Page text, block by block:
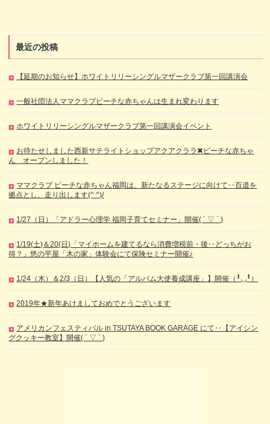
最近の投稿
【延期のお知らせ】ホワイトリリーシングルマザークラブ第一回講演会
一般社団法人ママクラブピーチな赤ちゃんは生まれ変わります
ホワイトリリーシングルマザークラブ第一回講演会イベント
お待たせしました西新サテライトショップアクアクララ✖ピーチな赤ちゃ
ん オープンしました！
ママクラブ ピーチな赤ちゃん福岡は、新たなるステージに向けて‥百道を
拠点とし、走り出します(^ ^)/
1/27（日）「アドラー心理学 福岡子育てセミナー」開催( ´ ▽ ` )
1/19(土)＆20(日)「マイホームを建てるなら消費増税前・後‥どっちがお
得？」悠の平屋「木の家」体験会にて保険セミナー開催♪
1/24（木）＆2/3（日）【人気の「アルバム大使養成講座」】開催（╹◡╹）
2019年★新年あけましておめでとうございます
アメリカンフェスティバル in TSUTAYA BOOK GARAGE にて‥【アイシン
グクッキー教室】開催( ´ ▽ ` )